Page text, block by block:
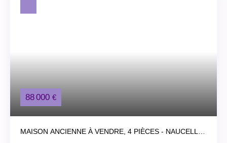
88 000 €
MAISON ANCIENNE À VENDRE, 4 PIÈCES - NAUCELLE